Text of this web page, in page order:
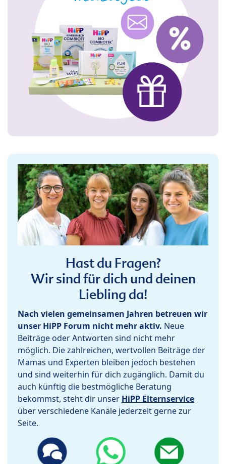
Hast du Fragen?
Wir sind für dich und deinen
Liebling da!
Nach vielen gemeinsamen Jahren betreuen wir
unser HiPP Forum nicht mehr aktiv. Neue
Beiträge oder Antworten sind nicht mehr
möglich. Die zahlreichen, wertvollen Beiträge der
Mamas und Experten bleiben jedoch bestehen
und sind weiterhin für dich zugänglich. Damit du
auch künftig die bestmögliche Beratung
bekommst, steht dir unser HiPP Elternservice
über verschiedene Kanäle jederzeit gerne zur
Seite.